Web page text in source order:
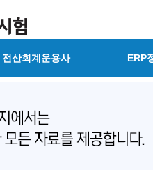
전산회계운용사 ERP